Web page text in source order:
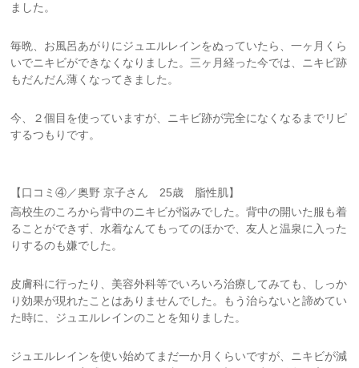
ました。
毎晩、お風呂あがりにジュエルレインをぬっていたら、一ヶ月くら
いでニキビができなくなりました。三ヶ月経った今では、ニキビ跡
もだんだん薄くなってきました。
今、２個目を使っていますが、ニキビ跡が完全になくなるまでリピ
するつもりです。
【口コミ④／奥野 京子さん 25歳 脂性肌】
高校生のころから背中のニキビが悩みでした。背中の開いた服も着
ることができず、水着なんてもってのほかで、友人と温泉に入った
りするのも嫌でした。
皮膚科に行ったり、美容外科等でいろいろ治療してみても、しっか
り効果が現れたことはありませんでした。もう治らないと諦めてい
た時に、ジュエルレインのことを知りました。
ジュエルレインを使い始めてまだ一か月くらいですが、ニキビが減